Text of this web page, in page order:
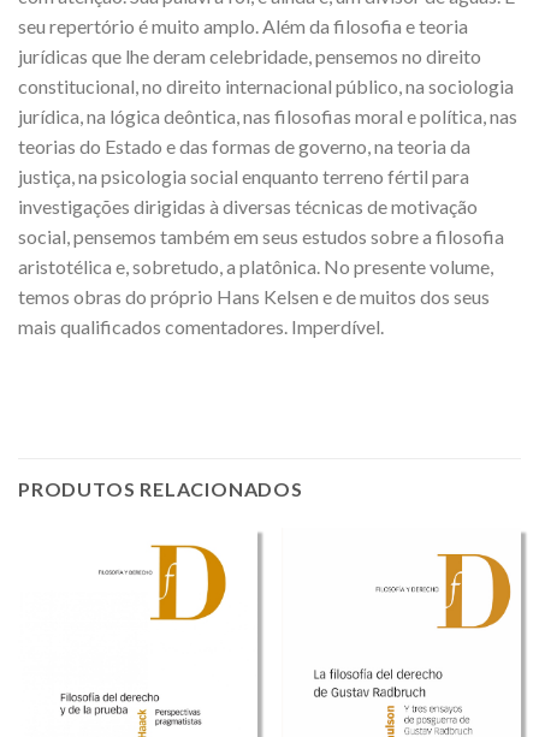
seu repertório é muito amplo. Além da filosofia e teoria
jurídicas que lhe deram celebridade, pensemos no direito
constitucional, no direito internacional público, na sociologia
jurídica, na lógica deôntica, nas filosofias moral e política, nas
teorias do Estado e das formas de governo, na teoria da
justiça, na psicologia social enquanto terreno fértil para
investigações dirigidas à diversas técnicas de motivação
social, pensemos também em seus estudos sobre a filosofia
aristotélica e, sobretudo, a platônica. No presente volume,
temos obras do próprio Hans Kelsen e de muitos dos seus
mais qualificados comentadores. Imperdível.
PRODUTOS RELACIONADOS